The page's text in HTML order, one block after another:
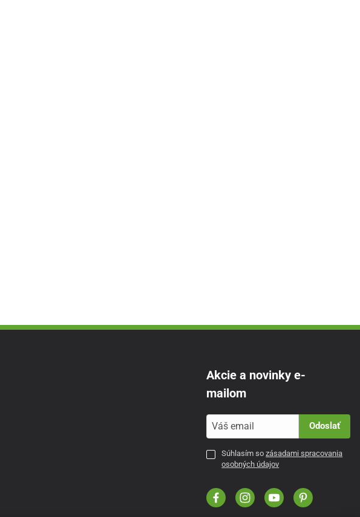
Akcie a novinky e-
mailom
Odoslať
Súhlasím sozásadami spracovania
osobných údajov